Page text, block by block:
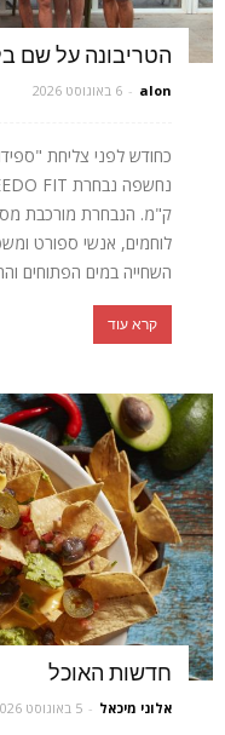
הטריבונה על שם
alon
- 6 באוגוסט 2026
ק"מ. הנבחרת מורכבת
לוחמים, אנשי ספורט
השחייה במים הפתוחים
קרא עוד
חדשות האוכל
אלוני מיכאל - 5 באוגוסט 2026